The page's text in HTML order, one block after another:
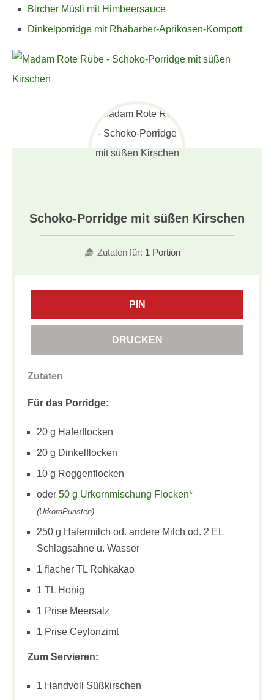
Bircher Müsli mit Himbeersauce
Dinkelporridge mit Rhabarber-Aprikosen-Kompott
Schoko-Porridge mit süßen Kirschen
Zutaten für: 1 Portion
PIN
DRUCKEN
Zutaten
Für das Porridge:
20 g Haferflocken
20 g Dinkelflocken
10 g Roggenflocken
oder 50 g Urkornmischung Flocken*
(UrkornPuristen)
250 g Hafermilch od. andere Milch od. 2 EL
Schlagsahne u. Wasser
1 flacher TL Rohkakao
1 TL Honig
1 Prise Meersalz
1 Prise Ceylonzimt
Zum Servieren:
1 Handvoll Süßkirschen